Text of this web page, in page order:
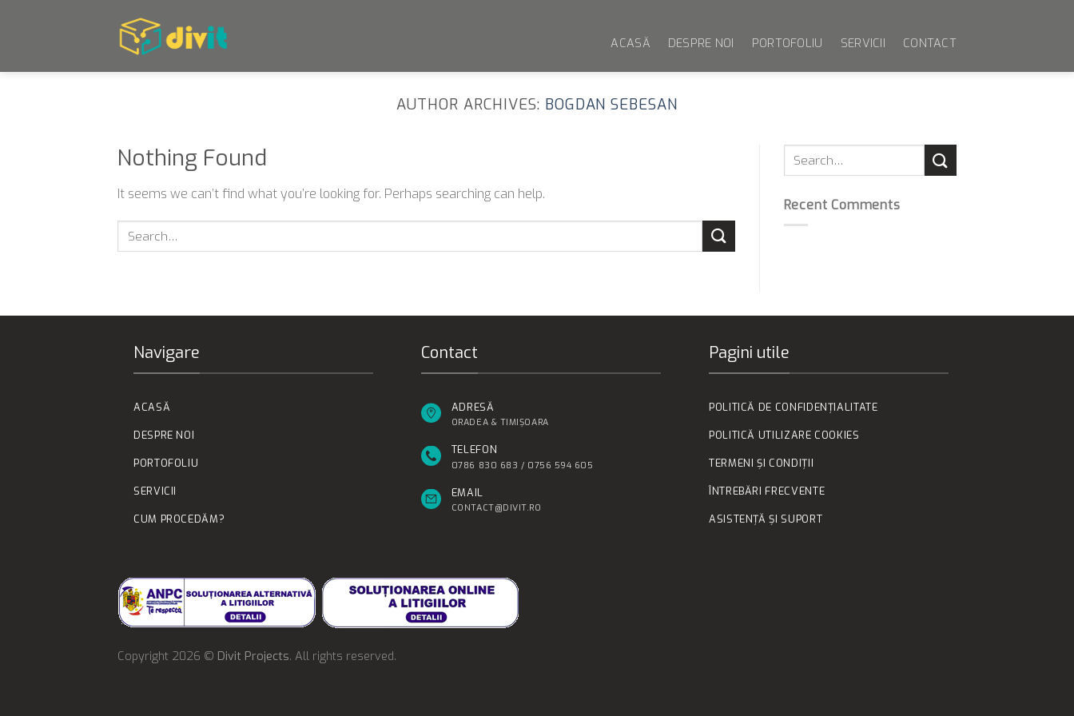
ACASĂ DESPRE NOI PORTOFOLIU SERVICII CONTACT
AUTHOR ARCHIVES: BOGDAN SEBESAN
Nothing Found
It seems we can’t find what you’re looking for. Perhaps searching can help.
Recent Comments
Navigare
ACASĂ
DESPRE NOI
PORTOFOLIU
SERVICII
CUM PROCEDĂM?
Contact
ADRESĂ
ORADEA & TIMIȘOARA
TELEFON
0786 830 683 / 0756 594 605
EMAIL
CONTACT@DIVIT.RO
Pagini utile
POLITICĂ DE CONFIDENȚIALITATE
POLITICĂ UTILIZARE COOKIES
TERMENI ȘI CONDIȚII
ÎNTREBĂRI FRECVENTE
ASISTENȚĂ ȘI SUPORT
Copyright 2026 © Divit Projects. All rights reserved.